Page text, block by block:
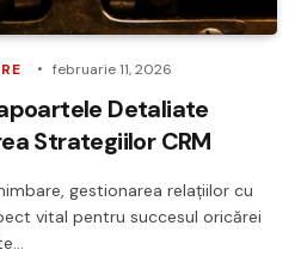
februarie 11, 2026
Detaliate
Strategiilor CRM
gestionarea relațiilor cu
vital pentru succesul oricărei